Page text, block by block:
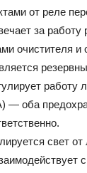
от реле
за работу
очистителя
работу
— оба
свет